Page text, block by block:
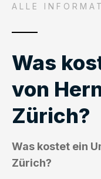
ALLE
Was
von
Zürich?
Was kostet ein
Zürich?